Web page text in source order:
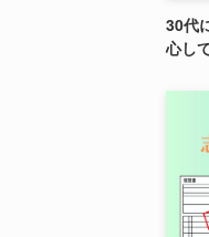
30代
心し